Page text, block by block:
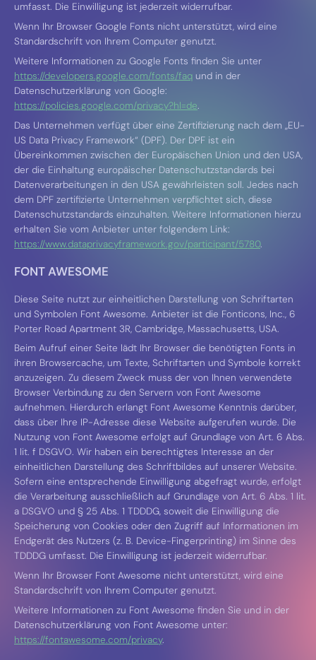
umfasst. Die Einwilligung ist jederzeit widerrufbar.
Wenn Ihr Browser Google Fonts nicht unterstützt, wird eine
Standardschrift von Ihrem Computer genutzt.
Weitere Informationen zu Google Fonts finden Sie unter
https://developers.google.com/fonts/faq und in der
Datenschutzerklärung von Google:
https://policies.google.com/privacy?hl=de.
Das Unternehmen verfügt über eine Zertifizierung nach dem „EU-
US Data Privacy Framework“ (DPF). Der DPF ist ein
Übereinkommen zwischen der Europäischen Union und den USA,
der die Einhaltung europäischer Datenschutzstandards bei
Datenverarbeitungen in den USA gewährleisten soll. Jedes nach
dem DPF zertifizierte Unternehmen verpflichtet sich, diese
Datenschutzstandards einzuhalten. Weitere Informationen hierzu
erhalten Sie vom Anbieter unter folgendem Link:
https://www.dataprivacyframework.gov/participant/5780.
FONT AWESOME
Diese Seite nutzt zur einheitlichen Darstellung von Schriftarten
und Symbolen Font Awesome. Anbieter ist die Fonticons, Inc., 6
Porter Road Apartment 3R, Cambridge, Massachusetts, USA.
Beim Aufruf einer Seite lädt Ihr Browser die benötigten Fonts in
ihren Browsercache, um Texte, Schriftarten und Symbole korrekt
anzuzeigen. Zu diesem Zweck muss der von Ihnen verwendete
Browser Verbindung zu den Servern von Font Awesome
aufnehmen. Hierdurch erlangt Font Awesome Kenntnis darüber,
dass über Ihre IP-Adresse diese Website aufgerufen wurde. Die
Nutzung von Font Awesome erfolgt auf Grundlage von Art. 6 Abs.
1 lit. f DSGVO. Wir haben ein berechtigtes Interesse an der
einheitlichen Darstellung des Schriftbildes auf unserer Website.
Sofern eine entsprechende Einwilligung abgefragt wurde, erfolgt
die Verarbeitung ausschließlich auf Grundlage von Art. 6 Abs. 1 lit.
a DSGVO und § 25 Abs. 1 TDDDG, soweit die Einwilligung die
Speicherung von Cookies oder den Zugriff auf Informationen im
Endgerät des Nutzers (z. B. Device-Fingerprinting) im Sinne des
TDDDG umfasst. Die Einwilligung ist jederzeit widerrufbar.
Wenn Ihr Browser Font Awesome nicht unterstützt, wird eine
Standardschrift von Ihrem Computer genutzt.
Weitere Informationen zu Font Awesome finden Sie und in der
Datenschutzerklärung von Font Awesome unter:
https://fontawesome.com/privacy.